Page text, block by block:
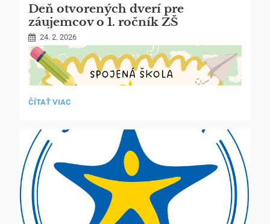
Deň otvorených dverí pre
záujemcov o 1. ročník ZŠ
24. 2. 2026
DEŇ
PRE
ZÁUJEMCOV
O
1.
ROČNÍK
ZŠ:
ČÍTAŤ VIAC